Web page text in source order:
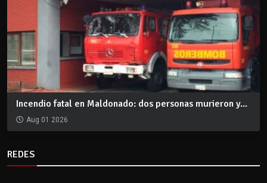
Incendio fatal en Maldonado: dos personas murieron y...
Aug 01 2026
REDES